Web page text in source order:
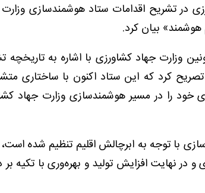
در تشریح اقدامات ستاد هوشمندسازی
بیان کرد.
وزارت جهاد کشاورزی با اشاره به تاریخچه
سال ۱۳۹۷ در سازمان تات، تصریح کرد که این ستاد اکنون با ساختاری
خود را در مسیر هوشمندسازی وزارت جهاد
با توجه به ابرچالش اقلیم تنظیم شده است،
نهایت افزایش تولید و بهره‌وری با تکیه